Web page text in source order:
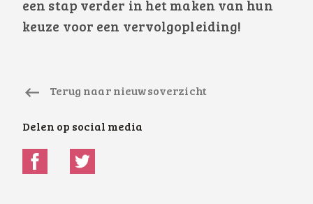
een stap verder in het maken van hun
keuze voor een vervolgopleiding!
Terug naar nieuwsoverzicht
Delen op social media